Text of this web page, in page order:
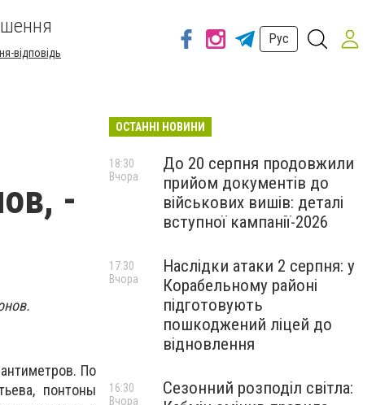
відповідь
Рус
-
По
понтоны
ОСТАННІ НОВИНИ
До 20 серпня продовжили
прийом документів до
військових вишів: деталі
вступної кампанії-2026
18:30
Вчора
Наслідки атаки 2 серпня: у
Корабельному районі
підготовують
пошкоджений ліцей до
відновлення
17:30
Вчора
Сезонний розподіл світла:
16:30
Вчора